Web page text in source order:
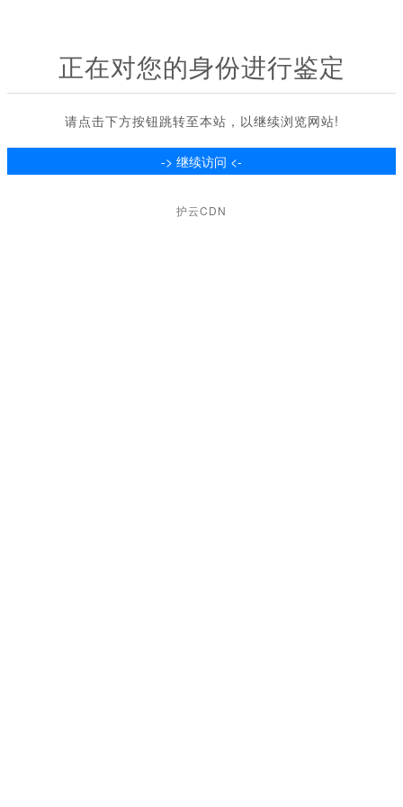
正在对您的身份进行鉴定
请点击下方按钮跳转至本站，以继续浏览网站!
护云CDN